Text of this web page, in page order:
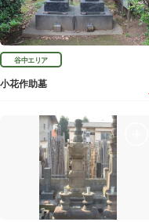
谷中エリア
小花作助墓